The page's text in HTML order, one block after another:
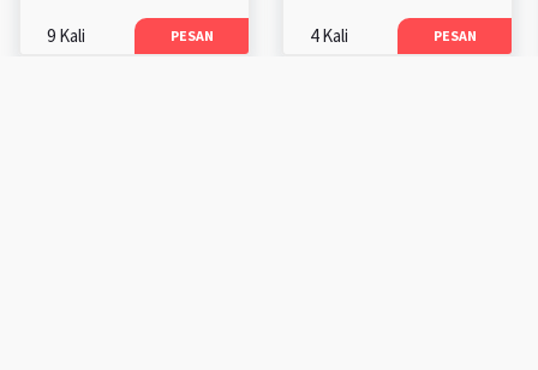
9 Kali PESAN 4 Kali PESAN